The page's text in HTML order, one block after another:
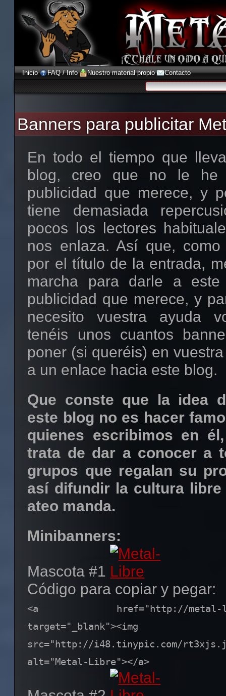
Inicio FAQ / Info Nuestro material propio Contacto
Banners para publicitar
En todo el tiempo que
blog, creo que no le he
publicidad que merece, y
tiene demasiada
pocos los lectores
nos enlaza. Así que,
por el título de la entrada,
marcha para darle a este
publicidad que merece, y
necesito vuestra ayuda
tenéis unos cuantos
poner (si queréis) en
a un enlace hacia este blog.
Que conste que la idea
este blog no es hacer
quienes escribimos en
trata de dar a conocer a
grupos que regalan su
así difundir la cultura
ateo manda.
Minibanners:
Mascota #1
Código para copiar y pegar:
<a href="http://metal-
target="_blank"><img
src="http://i48.tinypic.com/
alt="Metal-Libre"></a>